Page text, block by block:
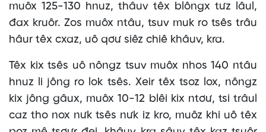
muôx 125-130 hnuz, thâuv têx blôngx tưz lâul,
đax kruôr. Zos muôx ntâu, tsuv muk ro tsês trâu
hâur têx cxaz, uô qơư siêz chiê khâuv, kra.
Têx kix tsês uô nôngz tsuv muôx nhos 140 ntâu
hnuz li jông ro lok tsês. Xeir têx tsoz lox, nôngz
kix jông gâux, muôx 10-12 blêi kix ntơư, tsi trâul
caz tho nox nưk tsês nưk iz kro, muôz khi uô têx